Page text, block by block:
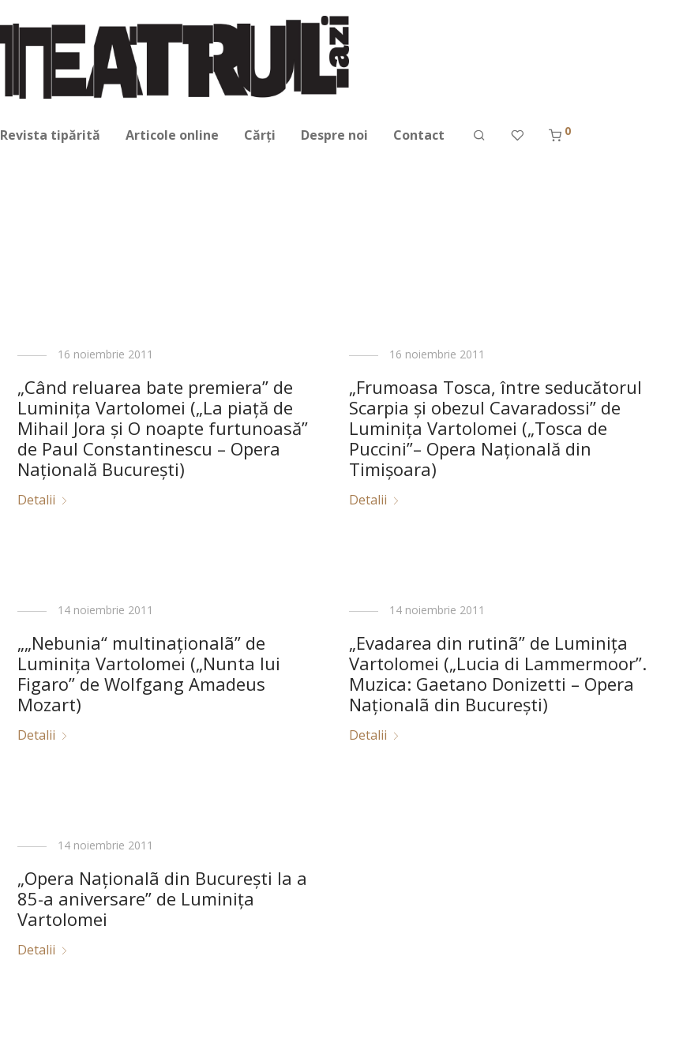
Revista tipărită Articole online Cărți Despre noi Contact 0
16 noiembrie 2011
„Când reluarea bate premiera” de
Luminiţa Vartolomei („La piaţă de
Mihail Jora şi O noapte furtunoasă”
de Paul Constantinescu – Opera
Naţională Bucureşti)
Detalii
16 noiembrie 2011
„Frumoasa Tosca, între seducătorul
Scarpia şi obezul Cavaradossi” de
Luminiţa Vartolomei („Tosca de
Puccini”– Opera Naţională din
Timişoara)
Detalii
14 noiembrie 2011
„„Nebunia“ multinaţionalã” de
Luminiţa Vartolomei („Nunta lui
Figaro” de Wolfgang Amadeus
Mozart)
Detalii
14 noiembrie 2011
„Evadarea din rutinã” de Luminiţa
Vartolomei („Lucia di Lammermoor”.
Muzica: Gaetano Donizetti – Opera
Naţionalã din Bucureşti)
Detalii
14 noiembrie 2011
„Opera Naţionalã din Bucureşti la a
85-a aniversare” de Luminiţa
Vartolomei
Detalii